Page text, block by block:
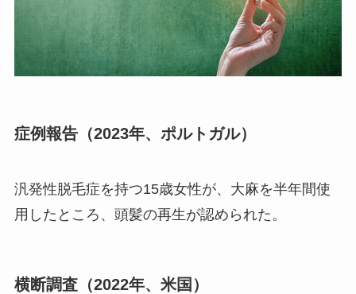
症例報告（2023年、ポルトガル）
汎発性脱毛症を持つ15歳女性が、大麻を半年間使
用したところ、頭髪の再生が認められた。
横断調査（2022年、米国）